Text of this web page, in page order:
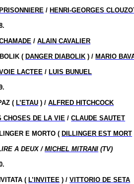
/ HENRI-GEORGES
/ALAIN CAVALIER
( DANGER DIABOLIK ) / MARIO
LACTEE / LUIS BUNUEL
( L’ETAU ) /ALFRED HITCHCOCK
CHOSES DE LA VIE /CLAUDE SAUTET
E MORTO ( DILLINGER EST MORT
A DEUX /MICHEL MITRANI (TV)
( L’INVITEE ) /VITTORIO DE SETA